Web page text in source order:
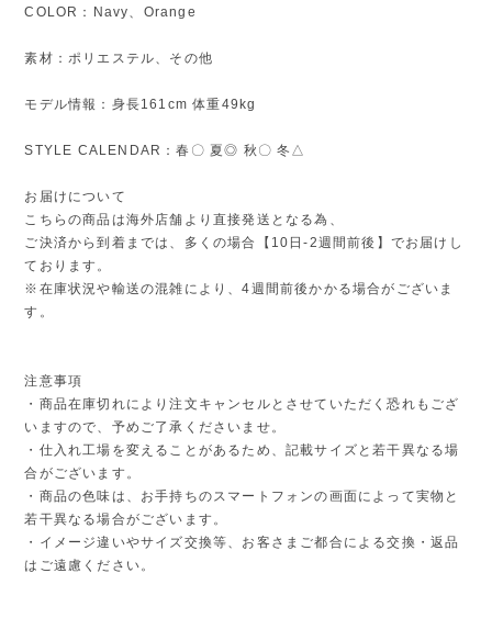
COLOR：Navy、Orange
素材：ポリエステル、その他
モデル情報：身長161cm 体重49kg
STYLE CALENDAR：春〇 夏◎ 秋〇 冬△
お届けについて
こちらの商品は海外店舗より直接発送となる為、
ご決済から到着までは、多くの場合【10日-2週間前後】でお届けし
ております。
※在庫状況や輸送の混雑により、4週間前後かかる場合がございま
す。
注意事項
・商品在庫切れにより注文キャンセルとさせていただく恐れもござ
いますので、予めご了承くださいませ。
・仕入れ工場を変えることがあるため、記載サイズと若干異なる場
合がございます。
・商品の色味は、お手持ちのスマートフォンの画面によって実物と
若干異なる場合がございます。
・イメージ違いやサイズ交換等、お客さまご都合による交換・返品
はご遠慮ください。